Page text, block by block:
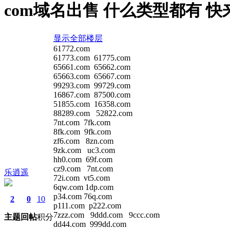
com域名出售 什么类型都有 快
乐逍遥
2
主题
0
回帖
10
积分
显示全部楼层
61772.com
61773.com 61775.com
65661.com 65662.com
65663.com 65667.com
99293.com 99729.com
16867.com 87500.com
51855.com 16358.com
88289.com 52822.com
7nt.com 7fk.com
8fk.com 9fk.com
zf6.com 8zn.com
9zk.com uc3.com
hh0.com 69f.com
cz9.com 7nt.com
72i.com vt5.com
6qw.com 1dp.com
p34.com 76q.com
p111.com p222.com
7zzz.com 9ddd.com 9ccc.com
dd44.com 999dd.com